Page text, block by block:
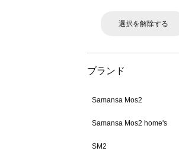
選択を解除する
ブランド
Samansa Mos2
Samansa Mos2 home's
SM2